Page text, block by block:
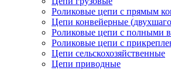
Роликовые цепи с прямым
Цепи конвейерные
Роликовые цепи с полными
Роликовые цепи с
Цепи сельскохозяйственные
Цепи приводные